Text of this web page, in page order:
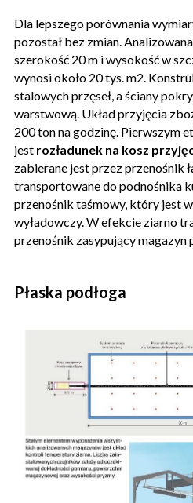
Dla lepszego porównania
pozostał bez zmian.
szerokość 20 m i wysokość w
wynosi około 20 tys. m2.
stalowych przęseł, a ściany
warstwową. Układ przyjęcia
200 ton na godzinę. Pierwszym
jest rozładunek na kosz
zabierane jest przez przenośnik
transportowane do podnośnika
przenośnik taśmowy, który jest
wyładowczy. W efekcie ziarno
przenośnik zasypujący magazyn
Płaska podłoga